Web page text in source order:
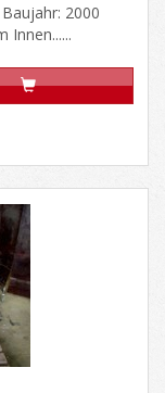
2000
Innen......